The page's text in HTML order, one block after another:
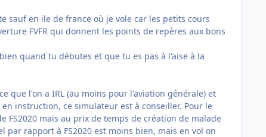
sauf en ile de france où je vole car les petits cours
FVFR qui donnent les points de repères aux bons
quand tu débutes et que tu es pas à l'aise à la
que l'on a IRL (au moins pour l'aviation générale) et
instruction, ce simulateur est à conseiller. Pour le
mais au prix de temps de création de malade
par rapport à FS2020 est moins bien, mais en vol on